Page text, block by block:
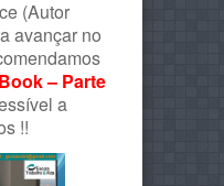
(Autor
avançar no
– Parte
a
!!